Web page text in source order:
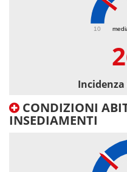
10
CONDIZIONI
INSEDIAMENTI